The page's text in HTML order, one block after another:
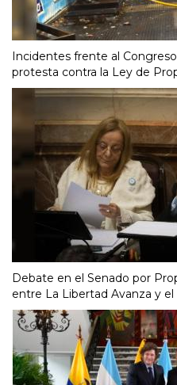
Incidentes frente al
protesta contra la Ley de
Debate en el Senado por
entre La Libertad Avanza y